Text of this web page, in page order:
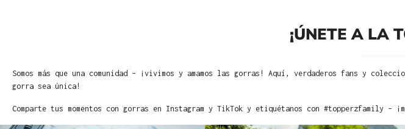
¡ÚNETE A LA
Somos más que una comunidad – ¡vivimos y amamos las gorras! Aquí, verdaderos fans y
gorra sea única!
Comparte tus momentos con gorras en Instagram y TikTok y etiquétanos con #topperzfamily –